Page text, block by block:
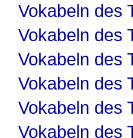
Vokabeln des
Vokabeln des
Vokabeln des
Vokabeln des
Vokabeln des
Vokabeln des